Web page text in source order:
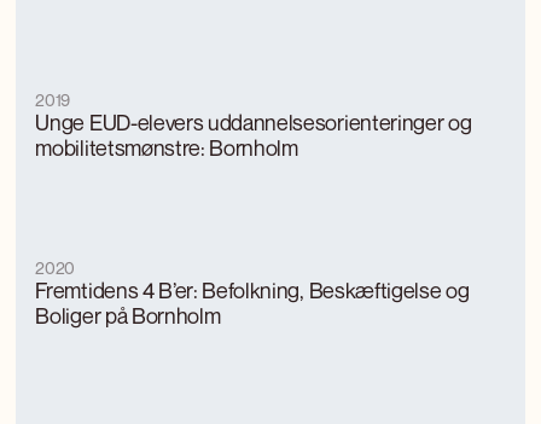
Unge EUD-elevers uddannelsesorienteringer og
mobilitetsmønstre: Bornholm
2019
Fremtidens 4 B’er: Befolkning, Beskæftigelse og
Boliger på Bornholm
2020